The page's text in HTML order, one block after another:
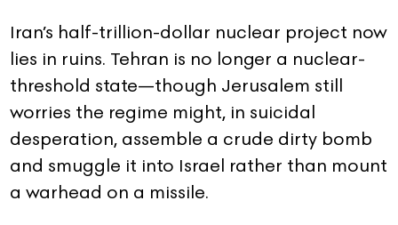
Iran’s half-trillion-dollar nuclear project now
lies in ruins. Tehran is no longer a nuclear-
threshold state—though Jerusalem still
worries the regime might, in suicidal
desperation, assemble a crude dirty bomb
and smuggle it into Israel rather than mount
a warhead on a missile.